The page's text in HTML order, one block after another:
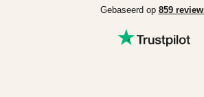
Gebaseerd op 859